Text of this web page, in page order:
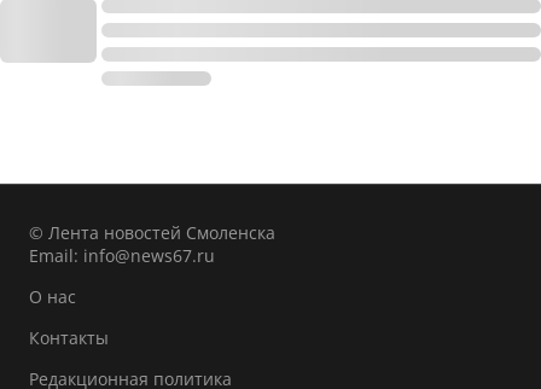
© Лента новостей Смоленска
Email: info@news67.ru
О нас
Контакты
Редакционная политика